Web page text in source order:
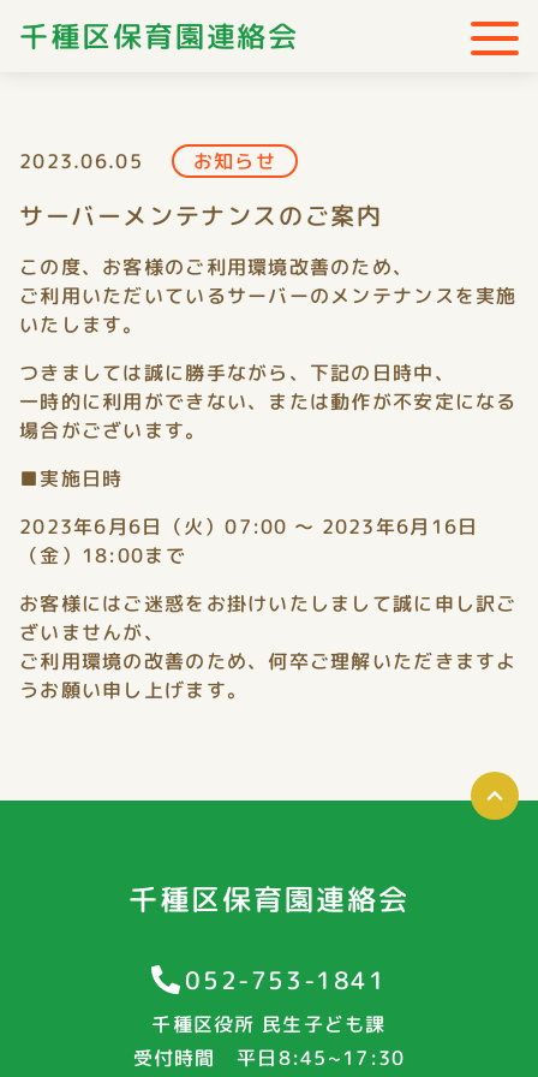
千種区保育園連絡会
2023.06.05 お知らせ
サーバーメンテナンスのご案内
この度、お客様のご利用環境改善のため、
ご利用いただいているサーバーのメンテナンスを実施
いたします。
つきましては誠に勝手ながら、下記の日時中、
一時的に利用ができない、または動作が不安定になる
場合がございます。
■実施日時
2023年6月6日（火）07:00 〜 2023年6月16日
（金）18:00まで
お客様にはご迷惑をお掛けいたしまして誠に申し訳ご
ざいませんが、
ご利用環境の改善のため、何卒ご理解いただきますよ
うお願い申し上げます。
千種区保育園連絡会
052-753-1841
千種区役所 民生子ども課
受付時間 平日8:45~17:30